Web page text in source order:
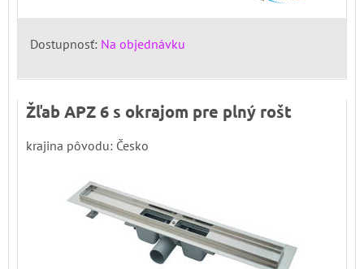
Dostupnosť: Na objednávku
Žľab APZ 6 s okrajom pre plný rošt
krajina pôvodu: Česko